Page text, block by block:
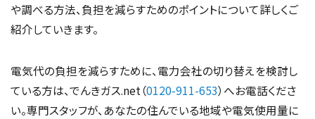
や調べる方法、負担を減らすためのポイントについて詳しくご
紹介していきます。
電気代の負担を減らすために、電力会社の切り替えを検討し
ている方は、でんきガス.net（0120-911-653）へお電話くださ
い。専門スタッフが、あなたの住んでいる地域や電気使用量に